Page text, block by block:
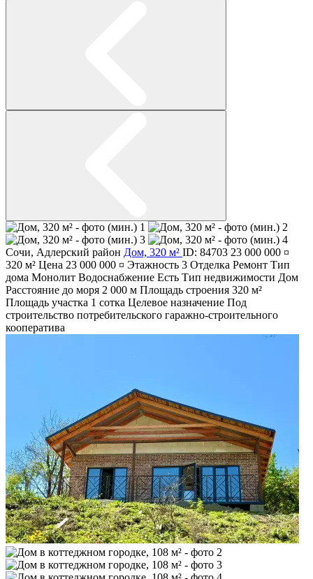
Сочи, Адлерский район Дом, 320 м² ID: 84703 23 000 000 ¤
320 м² Цена 23 000 000 ¤ Этажность 3 Отделка Ремонт Тип
дома Монолит Водоснабжение Есть Тип недвижимости Дом
Расстояние до моря 2 000 м Площадь строения 320 м²
Площадь участка 1 сотка Целевое назначение Под
строительство потребительского гаражно-строительного
кооператива